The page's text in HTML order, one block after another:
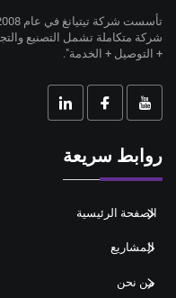
شركة متكاملة تشمل التصنيع
+ التوصيل + الخدمة".
روابط سريعة
الصفحة الرئيسية
المشاريع
من نحن